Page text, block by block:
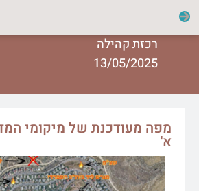
רכזת קהילה
13/05/2025
מפה מעודכנת של מיקומי
א'